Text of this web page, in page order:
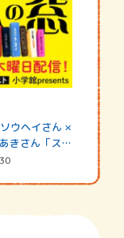
ウヘイさん ×
きさん「スペ